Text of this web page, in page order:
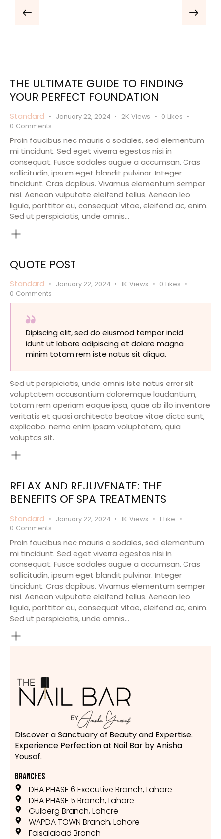
THE ULTIMATE GUIDE TO FINDING
YOUR PERFECT FOUNDATION
Standard January 22, 2024 2K Views 0 Likes
0 Comments
Proin faucibus nec mauris a sodales, sed elementum
mi tincidunt. Sed eget viverra egestas nisi in
consequat. Fusce sodales augue a accumsan. Cras
sollicitudin, ipsum eget blandit pulvinar. Integer
tincidunt. Cras dapibus. Vivamus elementum semper
nisi. Aenean vulputate eleifend tellus. Aenean leo
ligula, porttitor eu, consequat vitae, eleifend ac, enim.
Sed ut perspiciatis, unde omnis…
QUOTE POST
Standard January 22, 2024 1K Views 0 Likes
0 Comments
Dipiscing elit, sed do eiusmod tempor incid
idunt ut labore adipiscing et dolore magna
minim totam rem iste natus sit aliqua.
Sed ut perspiciatis, unde omnis iste natus error sit
voluptatem accusantium doloremque laudantium,
totam rem aperiam eaque ipsa, quae ab illo inventore
veritatis et quasi architecto beatae vitae dicta sunt,
explicabo. nemo enim ipsam voluptatem, quia
voluptas sit.
RELAX AND REJUVENATE: THE
BENEFITS OF SPA TREATMENTS
Standard January 22, 2024 1K Views 1 Like
0 Comments
Proin faucibus nec mauris a sodales, sed elementum
mi tincidunt. Sed eget viverra egestas nisi in
consequat. Fusce sodales augue a accumsan. Cras
sollicitudin, ipsum eget blandit pulvinar. Integer
tincidunt. Cras dapibus. Vivamus elementum semper
nisi. Aenean vulputate eleifend tellus. Aenean leo
ligula, porttitor eu, consequat vitae, eleifend ac, enim.
Sed ut perspiciatis, unde omnis…
Discover a Sanctuary of Beauty and Expertise.
Experience Perfection at Nail Bar by Anisha
Yousaf.
BRANCHES
DHA PHASE 6 Executive Branch, Lahore
DHA PHASE 5 Branch, Lahore
Gulberg Branch, Lahore
WAPDA TOWN Branch, Lahore
Faisalabad Branch